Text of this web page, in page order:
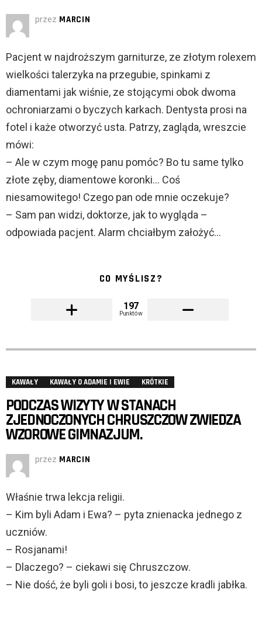
przez MARCIN
Pacjent w najdroższym garniturze, ze złotym rolexem
wielkości talerzyka na przegubie, spinkami z
diamentami jak wiśnie, ze stojącymi obok dwoma
ochroniarzami o byczych karkach. Dentysta prosi na
fotel i każe otworzyć usta. Patrzy, zagląda, wreszcie
mówi:
– Ale w czym mogę panu pomóc? Bo tu same tylko
złote zęby, diamentowe koronki… Coś
niesamowitego! Czego pan ode mnie oczekuje?
– Sam pan widzi, doktorze, jak to wygląda –
odpowiada pacjent. Alarm chciałbym założyć…
CO MYŚLISZ?
197
Punktów
KAWAŁY KAWAŁY O ADAMIE I EWIE KRÓTKIE
PODCZAS WIZYTY W STANACH
ZJEDNOCZONYCH CHRUSZCZOW ZWIEDZA
WZOROWE GIMNAZJUM.
przez MARCIN
Właśnie trwa lekcja religii.
– Kim byli Adam i Ewa? – pyta znienacka jednego z
uczniów.
– Rosjanami!
– Dlaczego? – ciekawi się Chruszczow.
– Nie dość, że byli goli i bosi, to jeszcze kradli jabłka.